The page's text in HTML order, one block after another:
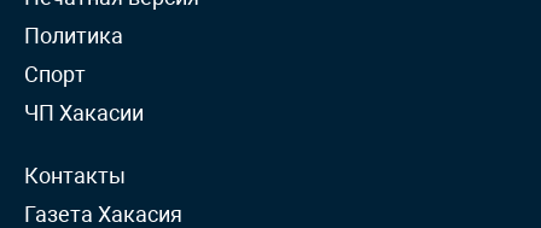
Политика
Спорт
ЧП Хакасии
Контакты
Газета Хакасия